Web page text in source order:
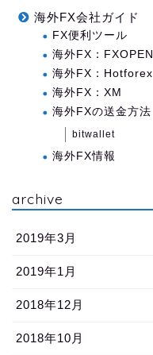
海外FX会社ガイド
FX便利ツール
海外FX：FXOPEN
海外FX：Hotforex
海外FX：XM
海外FXの送金方法
bitwallet
海外FX情報
archive
2019年3月
2019年1月
2018年12月
2018年10月